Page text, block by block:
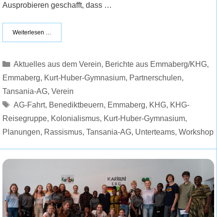
Ausprobieren geschafft, dass …
Weiterlesen …
Kategorien
Aktuelles aus dem Verein, Berichte aus Emmaberg/KHG,
Emmaberg, Kurt-Huber-Gymnasium, Partnerschulen,
Tansania-AG, Verein
Schlagwörter
AG-Fahrt, Benediktbeuern, Emmaberg, KHG, KHG-
Reisegruppe, Kolonialismus, Kurt-Huber-Gymnasium,
Planungen, Rassismus, Tansania-AG, Unterteams, Workshop